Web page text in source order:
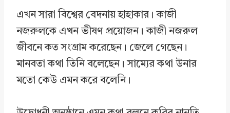
c
e
b
n
k
e
d
a
t
s
a
r
e
এখন সারা বিশ্বের বেদনায় হাহাকার। কাজী
নজরুলকে এখন ভীষণ প্রয়োজন। কাজী নজরুল
জীবনে কত সংগ্রাম করেছেন। জেলে গেছেন।
মানবতা কথা তিনি বলেছেন। সাম্যের কথা উনার
মতো কেউ এমন করে বলেনি।